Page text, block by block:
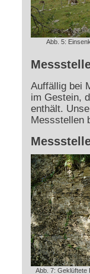
Abb. 5:
Auffällig bei
im Gestein,
enthält.
Messstellen
Abb. 7: Geklüftete